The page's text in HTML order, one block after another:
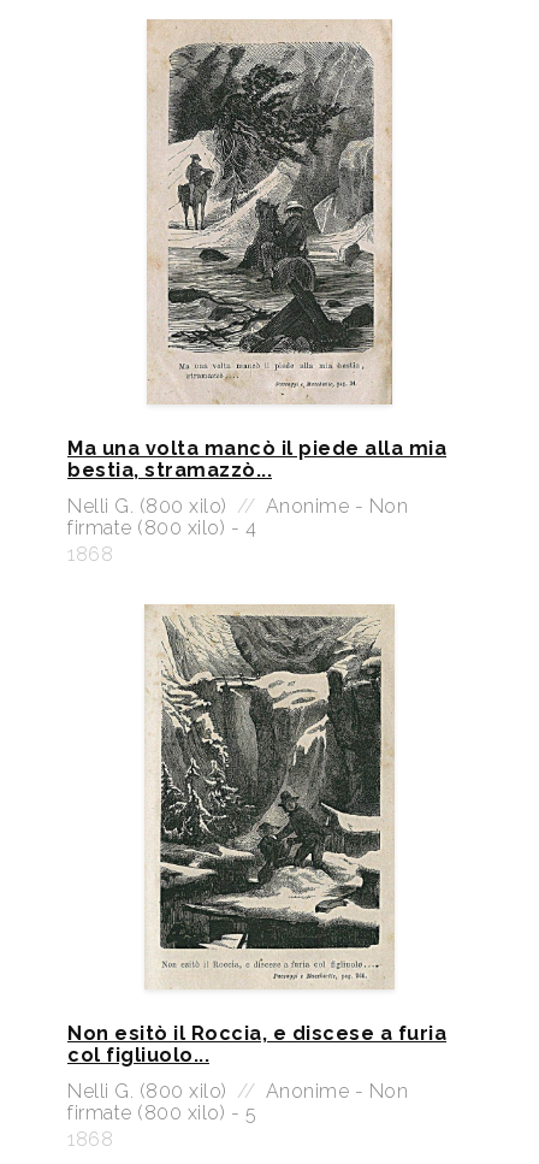
Ma una volta mancò il piede alla mia
bestia, stramazzò...
Nelli G. (800 xilo) // Anonime - Non
firmate (800 xilo) - 4
1868
Non esitò il Roccia, e discese a furia
col figliuolo...
Nelli G. (800 xilo) // Anonime - Non
firmate (800 xilo) - 5
1868